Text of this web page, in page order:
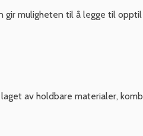
muligheten til å legge til opptil
av holdbare materialer,